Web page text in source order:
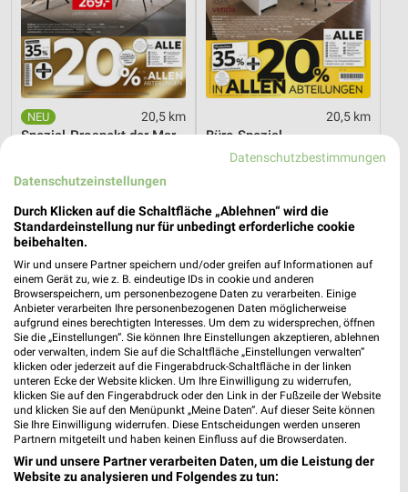
20,5 km
Spezial-Prospekt der Marken
20,5 km
Büro Spezial
Gültig bis Fr. 14.08.
14,3 km
Gäste Bad 01-2026
14,3 km
Angebote ab 08.08.
Datenschutzbestimmungen
Datenschutzeinstellungen
Durch Klicken auf die Schaltfläche „Ablehnen“ wird die
Standardeinstellung nur für unbedingt erforderliche cookie
beibehalten.
Wir und unsere Partner speichern und/oder greifen auf Informationen auf
einem Gerät zu, wie z. B. eindeutige IDs in cookie und anderen
Browserspeichern, um personenbezogene Daten zu verarbeiten. Einige
Anbieter verarbeiten Ihre personenbezogenen Daten möglicherweise
aufgrund eines berechtigten Interesses. Um dem zu widersprechen, öffnen
Sie die „Einstellungen“. Sie können Ihre Einstellungen akzeptieren, ablehnen
oder verwalten, indem Sie auf die Schaltfläche „Einstellungen verwalten“
klicken oder jederzeit auf die Fingerabdruck-Schaltfläche in der linken
unteren Ecke der Website klicken. Um Ihre Einwilligung zu widerrufen,
klicken Sie auf den Fingerabdruck oder den Link in der Fußzeile der Website
und klicken Sie auf den Menüpunkt „Meine Daten“. Auf dieser Seite können
Sie Ihre Einwilligung widerrufen. Diese Entscheidungen werden unseren
Partnern mitgeteilt und haben keinen Einfluss auf die Browserdaten.
Wir und unsere Partner verarbeiten Daten, um die Leistung der
Website zu analysieren und Folgendes zu tun: